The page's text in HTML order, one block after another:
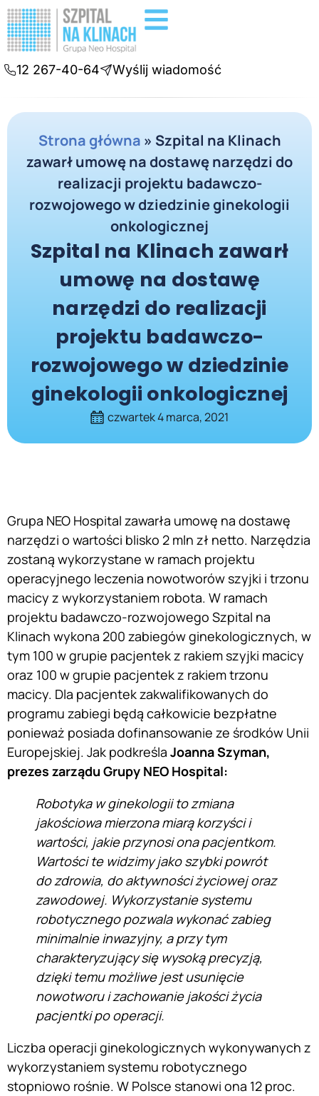
12 267-40-64 Wyślij wiadomość
Strona główna » Szpital na Klinach
zawarł umowę na dostawę narzędzi do
realizacji projektu badawczo-
rozwojowego w dziedzinie ginekologii
onkologicznej
Szpital na Klinach zawarł
umowę na dostawę
narzędzi do realizacji
projektu badawczo-
rozwojowego w dziedzinie
ginekologii onkologicznej
czwartek 4 marca, 2021
Grupa NEO Hospital zawarła umowę na dostawę
narzędzi o wartości blisko 2 mln zł netto. Narzędzia
zostaną wykorzystane w ramach projektu
operacyjnego leczenia nowotworów szyjki i trzonu
macicy z wykorzystaniem robota. W ramach
projektu badawczo-rozwojowego Szpital na
Klinach wykona 200 zabiegów ginekologicznych, w
tym 100 w grupie pacjentek z rakiem szyjki macicy
oraz 100 w grupie pacjentek z rakiem trzonu
macicy. Dla pacjentek zakwalifikowanych do
programu zabiegi będą całkowicie bezpłatne
ponieważ posiada dofinansowanie ze środków Unii
Europejskiej. Jak podkreśla Joanna Szyman,
prezes zarządu Grupy NEO Hospital:
Robotyka w ginekologii to zmiana
jakościowa mierzona miarą korzyści i
wartości, jakie przynosi ona pacjentkom.
Wartości te widzimy jako szybki powrót
do zdrowia, do aktywności życiowej oraz
zawodowej. Wykorzystanie systemu
robotycznego pozwala wykonać zabieg
minimalnie inwazyjny, a przy tym
charakteryzujący się wysoką precyzją,
dzięki temu możliwe jest usunięcie
nowotworu i zachowanie jakości życia
pacjentki po operacji.
Liczba operacji ginekologicznych wykonywanych z
wykorzystaniem systemu robotycznego
stopniowo rośnie. W Polsce stanowi ona 12 proc.